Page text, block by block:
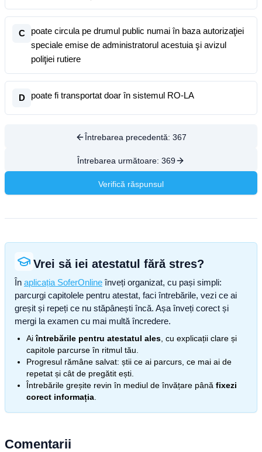
C
poate circula pe drumul public numai în baza autorizaţiei
speciale emise de administratorul acestuia şi avizul
poliţiei rutiere
D poate fi transportat doar în sistemul RO-LA
Întrebarea precedentă: 367
Întrebarea următoare: 369
Verifică răspunsul
Vrei să iei atestatul fără stres?
În aplicația SoferOnline înveți organizat, cu pași simpli:
parcurgi capitolele pentru atestat, faci întrebările, vezi ce ai
greșit și repeți ce nu stăpânești încă. Așa înveți corect și
mergi la examen cu mai multă încredere.
Aiîntrebările pentru atestatul ales , cu explicații clare și
capitole parcurse în ritmul tău.
Progresul rămâne salvat: știi ce ai parcurs, ce mai ai de
repetat și cât de pregătit ești.
Întrebările greșite revin în mediul de învățare până fixezi
corect informația
Comentarii